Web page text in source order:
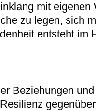
mit
zu legen, sich
entsteht im
Beziehungen